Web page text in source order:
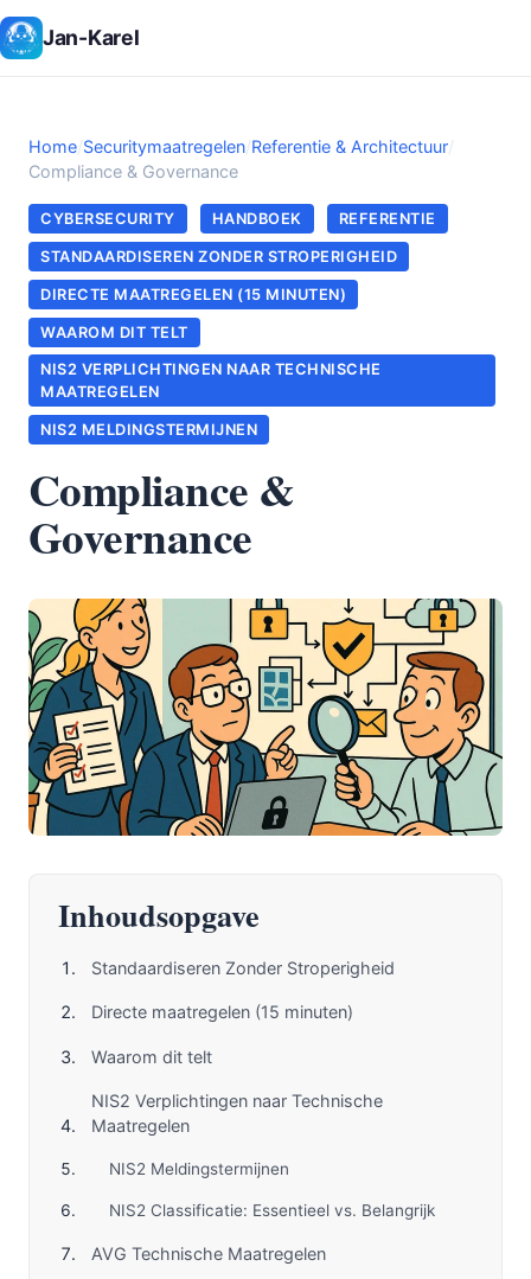
Jan-Karel
Home/Securitymaatregelen/Referentie & Architectuur/
Compliance & Governance
CYBERSECURITY HANDBOEK REFERENTIE
STANDAARDISEREN ZONDER STROPERIGHEID
DIRECTE MAATREGELEN (15 MINUTEN)
WAAROM DIT TELT
NIS2 VERPLICHTINGEN NAAR TECHNISCHE
MAATREGELEN
NIS2 MELDINGSTERMIJNEN
Compliance &
Governance
Inhoudsopgave
Standaardiseren Zonder Stroperigheid
Directe maatregelen (15 minuten)
Waarom dit telt
NIS2 Verplichtingen naar Technische
Maatregelen
NIS2 Meldingstermijnen
NIS2 Classificatie: Essentieel vs. Belangrijk
AVG Technische Maatregelen